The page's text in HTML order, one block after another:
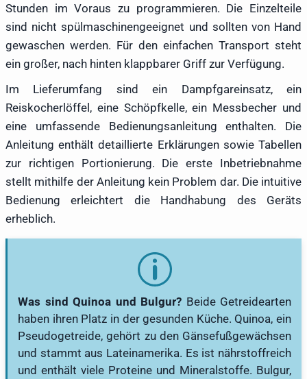
Stunden im Voraus zu programmieren. Die Einzelteile
sind nicht spülmaschinengeeignet und sollten von Hand
gewaschen werden. Für den einfachen Transport steht
ein großer, nach hinten klappbarer Griff zur Verfügung.
Im Lieferumfang sind ein Dampfgareinsatz, ein
Reiskocherlöffel, eine Schöpfkelle, ein Messbecher und
eine umfassende Bedienungsanleitung enthalten. Die
Anleitung enthält detaillierte Erklärungen sowie Tabellen
zur richtigen Portionierung. Die erste Inbetriebnahme
stellt mithilfe der Anleitung kein Problem dar. Die intuitive
Bedienung erleichtert die Handhabung des Geräts
erheblich.
Was sind Quinoa und Bulgur? Beide Getreidearten
haben ihren Platz in der gesunden Küche. Quinoa, ein
Pseudogetreide, gehört zu den Gänsefußgewächsen
und stammt aus Lateinamerika. Es ist nährstoffreich
und enthält viele Proteine und Mineralstoffe. Bulgur,